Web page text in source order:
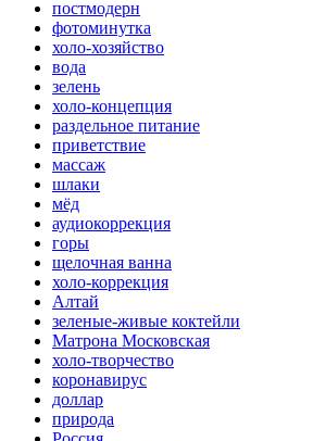
постмодерн
фотоминутка
холо-хозяйство
вода
зелень
холо-концепция
раздельное питание
приветствие
массаж
шлаки
мёд
аудиокоррекция
горы
щелочная ванна
холо-коррекция
Алтай
зеленые-живые коктейли
Матрона Московская
холо-творчество
коронавирус
доллар
природа